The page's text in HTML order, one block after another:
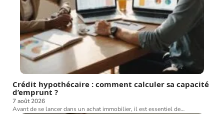
Crédit hypothécaire : comment calculer sa capacité
d’emprunt ?
7 août 2026
Avant de se lancer dans un achat immobilier, il est essentiel de…